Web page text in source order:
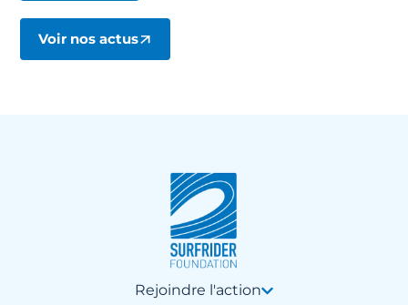
Voir nos actus
Rejoindre l'action